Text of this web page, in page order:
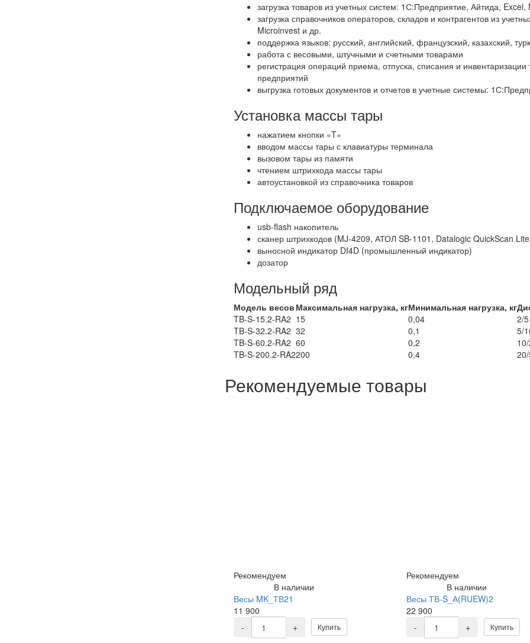
загрузка товаров из учетных систем: 1С:Предприятие, Айтида,
загрузка справочников операторов, складов и контрагентов из
Microinvest и др.
поддержка языков: русский, английский, французский, казахский,
работа с весовыми, штучными и счетными товарами
регистрация операций приема, отпуска, списания и
предприятий
выгрузка готовых документов и отчетов в учетные системы:
Установка массы тары
нажатием кнопки «T»
вводом массы тары с клавиатуры терминала
вызовом тары из памяти
чтением штрихкода массы тары
автоустановкой из справочника товаров
Подключаемое оборудование
usb-flash накопитель
сканер штрихкодов (MJ-4209, АТОЛ SB-1101, Datalogic QuickScan
выносной индикатор DI4D (промышленный индикатор)
дозатор
Модельный ряд
Модель весов Максимальная нагрузка, кгМинимальная нагрузка, кг
TB-S-15.2-RA2 15 0,04 2/5
TB-S-32.2-RA2 32 0,1 5/
TB-S-60.2-RA2 60 0,2
TB-S-200.2-RA2200 0,4
Рекомендуемые товары
Рекомендуем
В наличии
Весы MK_ТВ21
11 900
-
+ Купить
Рекомендуем
В наличии
Весы ТВ-S_А(RUEW)2
22 900
-
+ Купить